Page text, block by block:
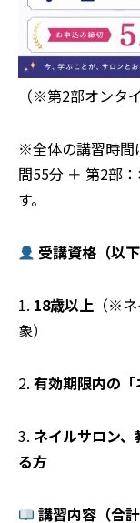
（※第2部オンタ
※全体の講習時間
間55分 ＋ 第2部
す。
受講資格（以
1. 18歳以上 （※
象）
2. 有効期限内の
3. ネイルサロン
る方
講習内容（合